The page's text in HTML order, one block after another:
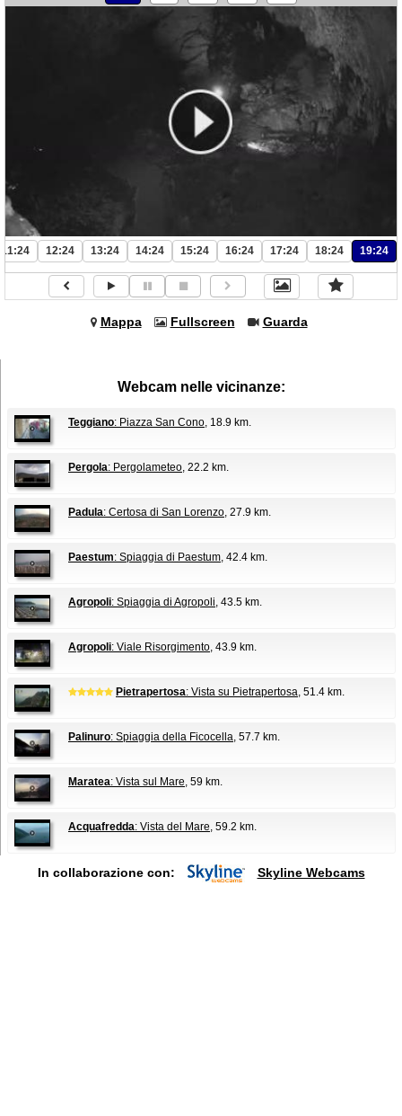
11:24 12:24 13:24 14:24 15:24 16:24 17:24 18:24 19:24
Mappa Fullscreen Guarda
Webcam nelle vicinanze:
Teggiano: Piazza San Cono , 18.9 km.
Pergola: Pergolameteo , 22.2 km.
Padula: Certosa di San Lorenzo , 27.9 km.
Paestum: Spiaggia di Paestum , 42.4 km.
Agropoli: Spiaggia di Agropoli , 43.5 km.
Agropoli: Viale Risorgimento , 43.9 km.
Pietrapertosa: Vista su Pietrapertosa , 51.4 km.
Palinuro: Spiaggia della Ficocella , 57.7 km.
Maratea: Vista sul Mare , 59 km.
Acquafredda: Vista del Mare , 59.2 km.
In collaborazione con: Skyline Webcams